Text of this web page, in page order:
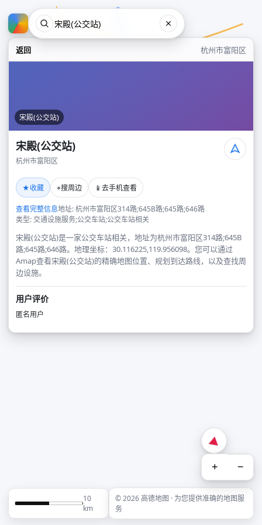
返回 杭州市富阳区
宋殿(公交站)
宋殿(公交站)
杭州市富阳区
★收藏 ⌖搜周边 📱 去手机查看
查看完整信息地址: 杭州市富阳区314路;645B路;645路;646路
类型: 交通设施服务;公交车站;公交车站相关
宋殿(公交站)是一家公交车站相关，地址为杭州市富阳区314路;645B
路;645路;646路。地理坐标：30.116225,119.956098。您可以通过
Amap查看宋殿(公交站)的精确地图位置、规划到达路线，以及查找周
边设施。
用户评价
匿名用户
+ −
10
km
© 2026 高德地图 · 为您提供准确的地图服
务